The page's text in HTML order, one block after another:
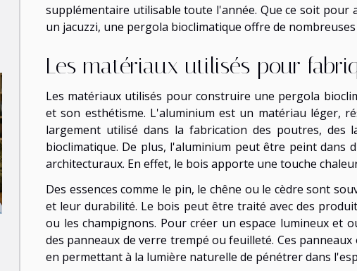
supplémentaire utilisable toute l'année. Que ce soit pour
un jacuzzi, une pergola bioclimatique offre de
Les matériaux utilisés pour
Les matériaux utilisés pour construire une pergola
et son esthétisme. L'aluminium est un matériau léger,
largement utilisé dans la fabrication des poutres, des
bioclimatique. De plus, l'aluminium peut être peint
architecturaux. En effet, le bois apporte une touche
Des essences comme le pin, le chêne ou le cèdre sont
et leur durabilité. Le bois peut être traité avec des
ou les champignons. Pour créer un espace lumineux et
des panneaux de verre trempé ou feuilleté. Ces
en permettant à la lumière naturelle de pénétrer dans